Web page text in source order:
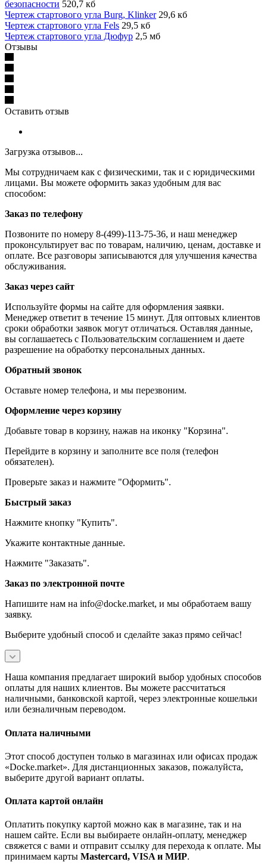
безопасности 520,7 кб
Чертеж стартового угла Burg, Klinker 29,6 кб
Чертеж стартового угла Fels 29,5 кб
Чертеж стартового угла Дюфур 2,5 мб
Отзывы
Оставить отзыв
Загрузка отзывов...
Мы сотрудничаем как с физическими, так и с юридическими
лицами. Вы можете оформить заказ удобным для вас
способом:
Заказ по телефону
Позвоните по номеру 8-(499)-113-75-36, и наш менеджер
проконсультирует вас по товарам, наличию, ценам, доставке и
оплате. Все разговоры записываются для улучшения качества
обслуживания.
Заказ через сайт
Используйте формы на сайте для оформления заявки.
Менеджер ответит в течение 15 минут. Для оптовых клиентов
сроки обработки заявок могут отличаться. Оставляя данные,
вы соглашаетесь с Пользовательским соглашением и даете
разрешение на обработку персональных данных.
Обратный звонок
Оставьте номер телефона, и мы перезвоним.
Оформление через корзину
Добавьте товар в корзину, нажав на иконку "Корзина".
Перейдите в корзину и заполните все поля (телефон
обязателен).
Проверьте заказ и нажмите "Оформить".
Быстрый заказ
Нажмите кнопку "Купить".
Укажите контактные данные.
Нажмите "Заказать".
Заказ по электронной почте
Напишите нам на info@docke.market, и мы обработаем вашу
заявку.
Выберите удобный способ и сделайте заказ прямо сейчас!
Наша компания предлагает широкий выбор удобных способов
оплаты для наших клиентов. Вы можете рассчитаться
наличными, банковской картой, через электронные кошельки
или безналичным переводом.
Оплата наличными
Этот способ доступен только в магазинах или офисах продаж
«Docke.market». Для дистанционных заказов, пожалуйста,
выберите другой вариант оплаты.
Оплата картой онлайн
Оплатить покупку картой можно как в магазине, так и на
нашем сайте. Если вы выбираете онлайн-оплату, менеджер
свяжется с вами и отправит ссылку для перехода к оплате. Мы
принимаем карты Mastercard, VISA и МИР.